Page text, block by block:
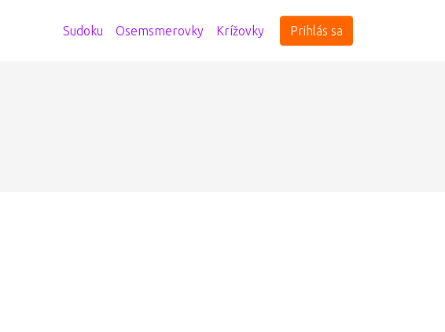
Sudoku Osemsmerovky Krížovky Prihlás sa